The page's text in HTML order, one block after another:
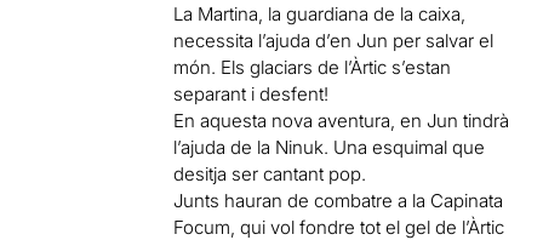
La Martina, la guardiana de la caixa,
necessita l’ajuda d’en Jun per salvar el
món. Els glaciars de l’Àrtic s’estan
separant i desfent!
En aquesta nova aventura, en Jun tindrà
l’ajuda de la Ninuk. Una esquimal que
desitja ser cantant pop.
Junts hauran de combatre a la Capinata
Focum, qui vol fondre tot el gel de l’Àrtic